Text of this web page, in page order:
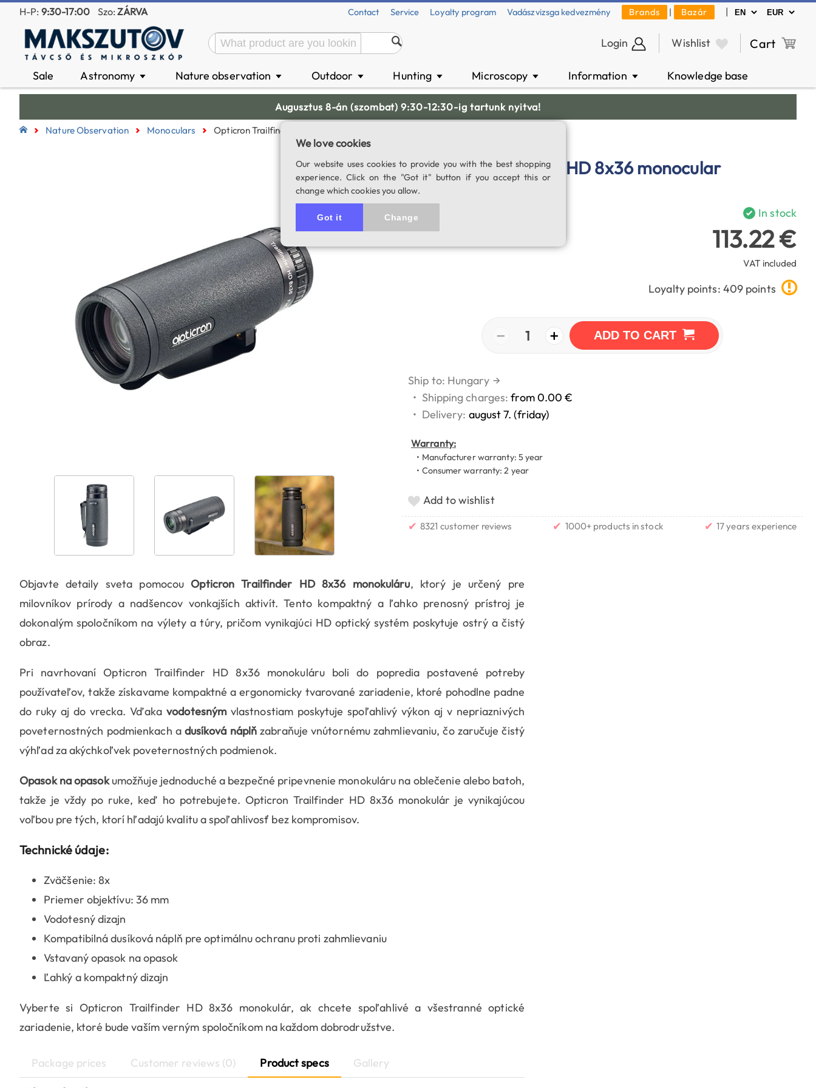
H-P: 9:30-17:00 Szo:ZÁRVA Contact Service Loyalty program Vadászvizsga kedvezmény Brands | Bazár |
Login Wishlist Cart
Sale Astronomy ▼ Nature observation ▼ Outdoor ▼ Hunting ▼ Microscopy ▼ Information ▼ Knowledge base
Augusztus 8-án (szombat) 9:30-12:30-ig tartunk nyitva!
Nature Observation Monoculars Opticron Trailfinder HD 8x36 Monocular
Opticron Trailfinder HD 8x36 monocular
SKU: 04868
In stock
113.22 €
VAT included
Loyalty points: 409 points
− 1 + ADD TO CART
Ship to: Hungary →
• Shipping charges:from 0.00 €
• Delivery: august 7. (friday)
Warranty:
• Manufacturer warranty: 5 year
• Consumer warranty: 2 year
Add to wishlist
✔ 8321 customer reviews ✔ 1000+ products in stock ✔ 17 years experience
Objavte detaily sveta pomocouOpticron Trailfinder HD 8x36 monokuláru, ktorý je určený pre
milovníkov prírody a nadšencov vonkajších aktivít. Tento kompaktný a ľahko prenosný prístroj je
dokonalým spoločníkom na výlety a túry, pričom vynikajúci HD optický systém poskytuje ostrý a čistý
obraz.
Pri navrhovaní Opticron Trailfinder HD 8x36 monokuláru boli do popredia postavené potreby
používateľov, takže získavame kompaktné a ergonomicky tvarované zariadenie, ktoré pohodlne padne
do ruky aj do vrecka. Vďakavodotesnýmvlastnostiam poskytuje spoľahlivý výkon aj v nepriaznivých
poveternostných podmienkach a dusíková náplň zabraňuje vnútornému zahmlievaniu, čo zaručuje čistý
výhľad za akýchkoľvek poveternostných podmienok.
Opasok na opasokumožňuje jednoduché a bezpečné pripevnenie monokuláru na oblečenie alebo batoh,
takže je vždy po ruke, keď ho potrebujete. Opticron Trailfinder HD 8x36 monokulár je vynikajúcou
voľbou pre tých, ktorí hľadajú kvalitu a spoľahlivosť bez kompromisov.
Technické údaje:
Zväčšenie: 8x
Priemer objektívu: 36 mm
Vodotesný dizajn
Kompatibilná dusíková náplň pre optimálnu ochranu proti zahmlievaniu
Vstavaný opasok na opasok
Ľahký a kompaktný dizajn
Vyberte si Opticron Trailfinder HD 8x36 monokulár, ak chcete spoľahlivé a všestranné optické
zariadenie, ktoré bude vaším verným spoločníkom na každom dobrodružstve.
Package prices Customer reviews (0) Product specs Gallery
We love cookies
Our website uses cookies to provide you with the best shopping
experience. Click on the "Got it" button if you accept this or
change which cookies you allow.
Got it Change